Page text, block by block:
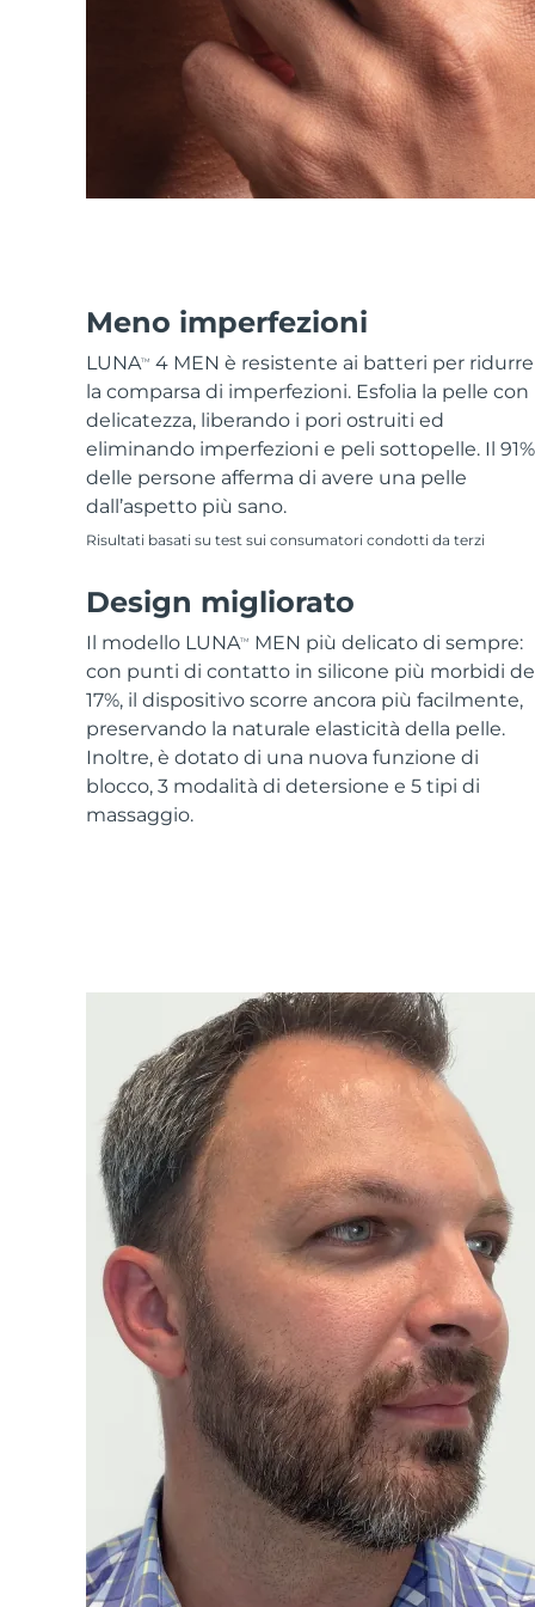
Meno imperfezioni
LUNATM
4 MEN è resistente ai batteri per ridurre
la comparsa di imperfezioni. Esfolia la pelle con
delicatezza, liberando i pori ostruiti ed
eliminando imperfezioni e peli sottopelle. Il 91%
delle persone afferma di avere una pelle
dall’aspetto più sano.
Risultati basati su test sui consumatori condotti da terzi
Design migliorato
Il modello LUNATM
MEN più delicato di sempre:
con punti di contatto in silicone più morbidi
17%, il dispositivo scorre ancora più facilmente,
preservando la naturale elasticità della pelle.
Inoltre, è dotato di una nuova funzione di
blocco, 3 modalità di detersione e 5 tipi di
massaggio.
All acne treatment devices
All revitalizing eye massagers
Skincare KIWI™
Advanced pore care essentials
For healthy hair
issa™ Teeth Whitening Gel
18% PAP
Uomini
CHI SIAMO